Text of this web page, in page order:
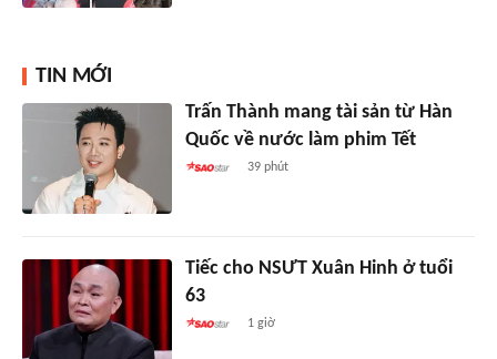
TIN MỚI
Trấn Thành mang tài sản từ Hàn
Quốc về nước làm phim Tết
39 phút
Tiếc cho NSƯT Xuân Hinh ở tuổi
63
1 giờ